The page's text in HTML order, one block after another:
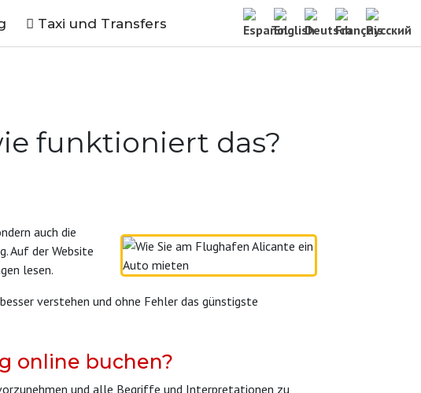
Taxi und Transfers
funktioniert das?
auch die
Auf der Website
lesen.
verstehen und ohne Fehler das günstigste
online buchen?
und alle Begriffe und Interpretationen zu